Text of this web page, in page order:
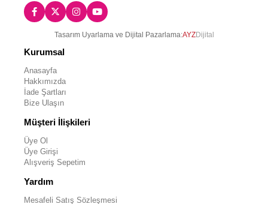
Tasarım Uyarlama ve Dijital Pazarlama:AYZDijital
Kurumsal
Anasayfa
Hakkımızda
İade Şartları
Bize Ulaşın
Müşteri İlişkileri
Üye Ol
Üye Girişi
Alışveriş Sepetim
Yardım
Mesafeli Satış Sözleşmesi